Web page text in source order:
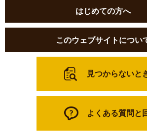
はじめての方へ
このウェブサイトについ
見つからないと
よくある質問と